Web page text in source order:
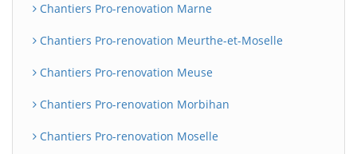
Chantiers Pro-renovation Marne
Chantiers Pro-renovation Meurthe-et-Moselle
Chantiers Pro-renovation Meuse
Chantiers Pro-renovation Morbihan
Chantiers Pro-renovation Moselle